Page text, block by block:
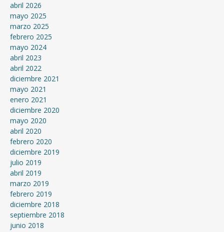
abril 2026
mayo 2025
marzo 2025
febrero 2025
mayo 2024
abril 2023
abril 2022
diciembre 2021
mayo 2021
enero 2021
diciembre 2020
mayo 2020
abril 2020
febrero 2020
diciembre 2019
julio 2019
abril 2019
marzo 2019
febrero 2019
diciembre 2018
septiembre 2018
junio 2018